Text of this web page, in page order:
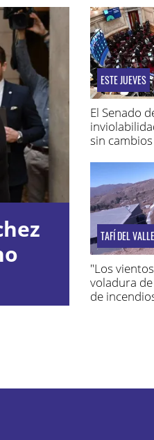
ESTE JUEVES
El Senado
sin
TAFÍ DEL VALLE
"Los
voladura
de